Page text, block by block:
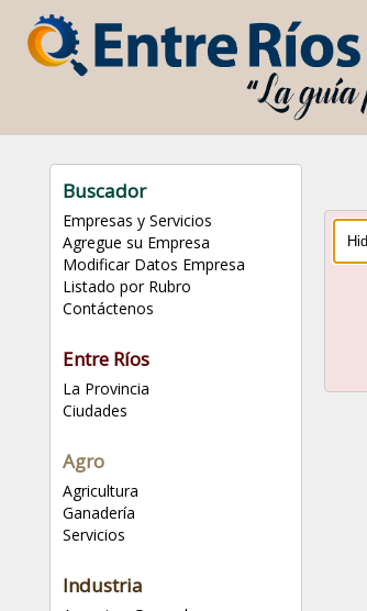
Buscador
Empresas y Servicios
Agregue su Empresa
Modificar Datos Empresa
Listado por Rubro
Contáctenos
Entre Ríos
La Provincia
Ciudades
Agro
Agricultura
Ganadería
Servicios
Industria